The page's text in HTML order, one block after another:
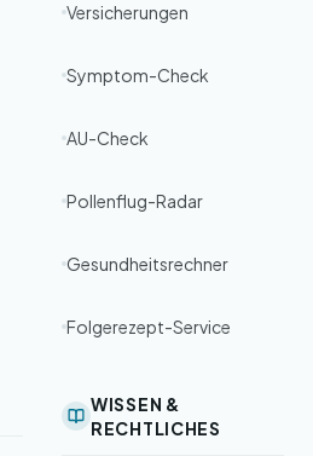
Versicherungen
Symptom-Check
AU-Check
Pollenflug-Radar
Gesundheitsrechner
Folgerezept-Service
WISSEN &
RECHTLICHES